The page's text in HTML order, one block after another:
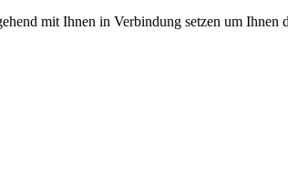
mit Ihnen in Verbindung setzen um Ihnen